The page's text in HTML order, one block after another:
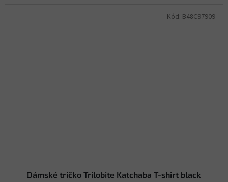
Dámské tričko Trilobite Katchaba T-shirt black
Kód: B48C97909